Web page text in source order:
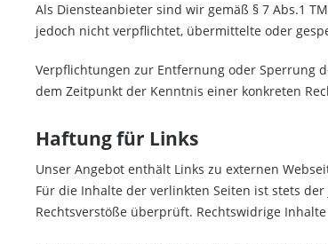
Als Diensteanbieter sind wir gemäß § 7 Abs.1
jedoch nicht verpflichtet, übermittelte oder
Verpflichtungen zur Entfernung oder Sperrung
dem Zeitpunkt der Kenntnis einer konkreten
Haftung für Links
Unser Angebot enthält Links zu externen
Für die Inhalte der verlinkten Seiten ist stets
Rechtsverstöße überprüft. Rechtswidrige